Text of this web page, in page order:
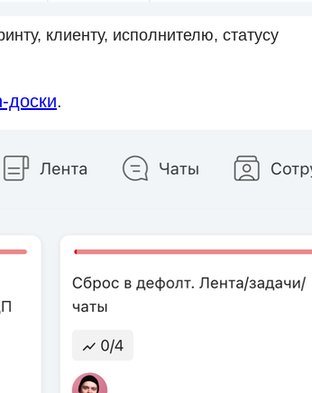
клиенту, исполнителю, статусу
доски.